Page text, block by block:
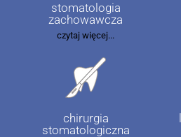
stomatologia
zachowawcza
czytaj więcej...
chirurgia
stomatologiczna